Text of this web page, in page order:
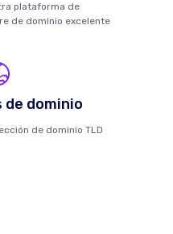
plataforma de
de dominio excelente
de dominio
de dominio TLD